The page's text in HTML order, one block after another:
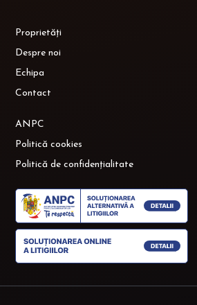
Proprietăți
Despre noi
Echipa
Contact
ANPC
Politică cookies
Politică de confidențialitate